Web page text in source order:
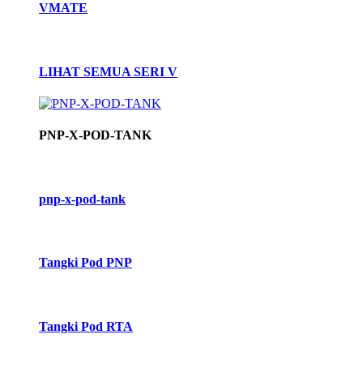
VMATE
LIHAT SEMUA SERI V
PNP-X-POD-TANK
pnp-x-pod-tank
Tangki Pod PNP
Tangki Pod RTA